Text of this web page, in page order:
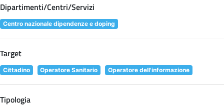
Dipartimenti/Centri/Servizi
Centro nazionale dipendenze e doping
Target
Cittadino Operatore Sanitario Operatore dell'informazione
Tipologia